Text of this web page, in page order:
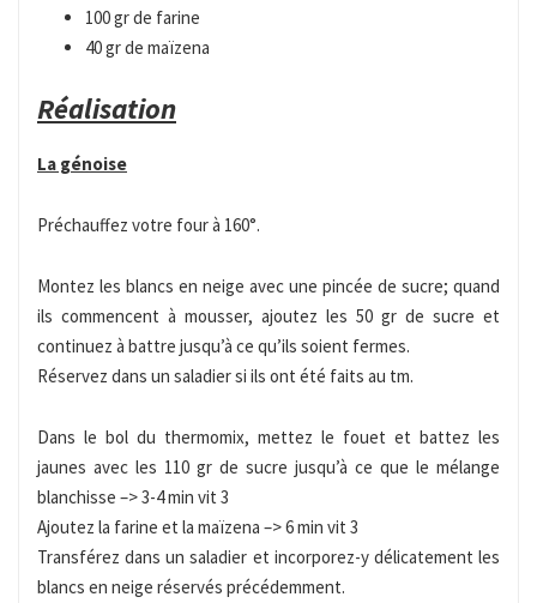
100 gr de farine
40 gr de maïzena
Réalisation
La génoise
Préchauffez votre four à 160°.
Montez les blancs en neige avec une pincée de sucre; quand
ils commencent à mousser, ajoutez les 50 gr de sucre et
continuez à battre jusqu’à ce qu’ils soient fermes.
Réservez dans un saladier si ils ont été faits au tm.
Dans le bol du thermomix, mettez le fouet et battez les
jaunes avec les 110 gr de sucre jusqu’à ce que le mélange
blanchisse –> 3-4 min vit 3
Ajoutez la farine et la maïzena –> 6 min vit 3
Transférez dans un saladier et incorporez-y délicatement les
blancs en neige réservés précédemment.